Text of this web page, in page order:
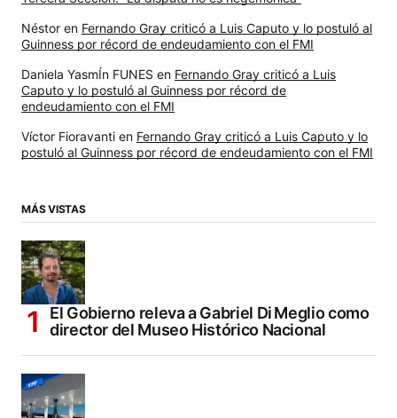
Néstor en Fernando Gray criticó a Luis Caputo y lo postuló al
Guinness por récord de endeudamiento con el FMI
Daniela YasmÍn FUNES en Fernando Gray criticó a Luis
Caputo y lo postuló al Guinness por récord de
endeudamiento con el FMI
Víctor Fioravanti en Fernando Gray criticó a Luis Caputo y lo
postuló al Guinness por récord de endeudamiento con el FMI
MÁS VISTAS
El Gobierno releva a Gabriel Di Meglio como
director del Museo Histórico Nacional